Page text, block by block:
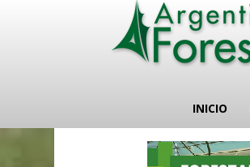
INICIO